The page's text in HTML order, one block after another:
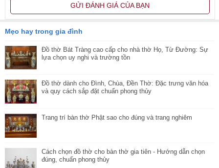
GỬI ĐÁNH GIÁ CỦA BẠN
Mẹo hay trong gia đình
Đồ thờ Bát Tràng cao cấp cho nhà thờ Họ, Từ Đường: Sự
lựa chọn uy nghi và trường tồn
Đồ thờ dành cho Đình, Chùa, Đền Thờ: Đặc trưng văn hóa
và quy cách sắp đặt chuẩn phong thủy
Trang trí bàn thờ Phật sao cho đúng và trang nghiêm
Cách chọn đồ thờ cho bàn thờ gia tiên - Hướng dẫn chọn
đúng, chuẩn phong thủy